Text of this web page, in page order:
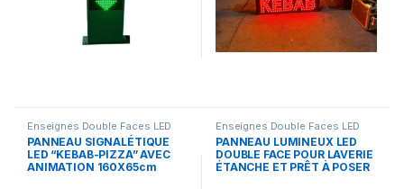
Enseignes Double Faces LED
PANNEAU SIGNALÉTIQUE
LED “KEBAB-PIZZA” AVEC
ANIMATION 160X65cm
Enseignes Double Faces LED
PANNEAU LUMINEUX LED
DOUBLE FACE POUR LAVERIE
ÉTANCHE ET PRÊT À POSER